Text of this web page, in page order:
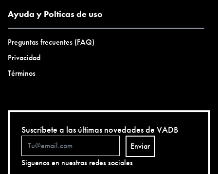
Ayuda y Polticas de uso
Preguntas frecuentes (FAQ)
Privacidad
Términos
Suscríbete a las últimas novedades de VADB
Enviar
Siguenos en nuestras redes sociales